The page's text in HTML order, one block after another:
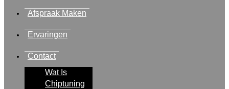
Afspraak Maken
Ervaringen
Contact
Wat Is
Chiptuning